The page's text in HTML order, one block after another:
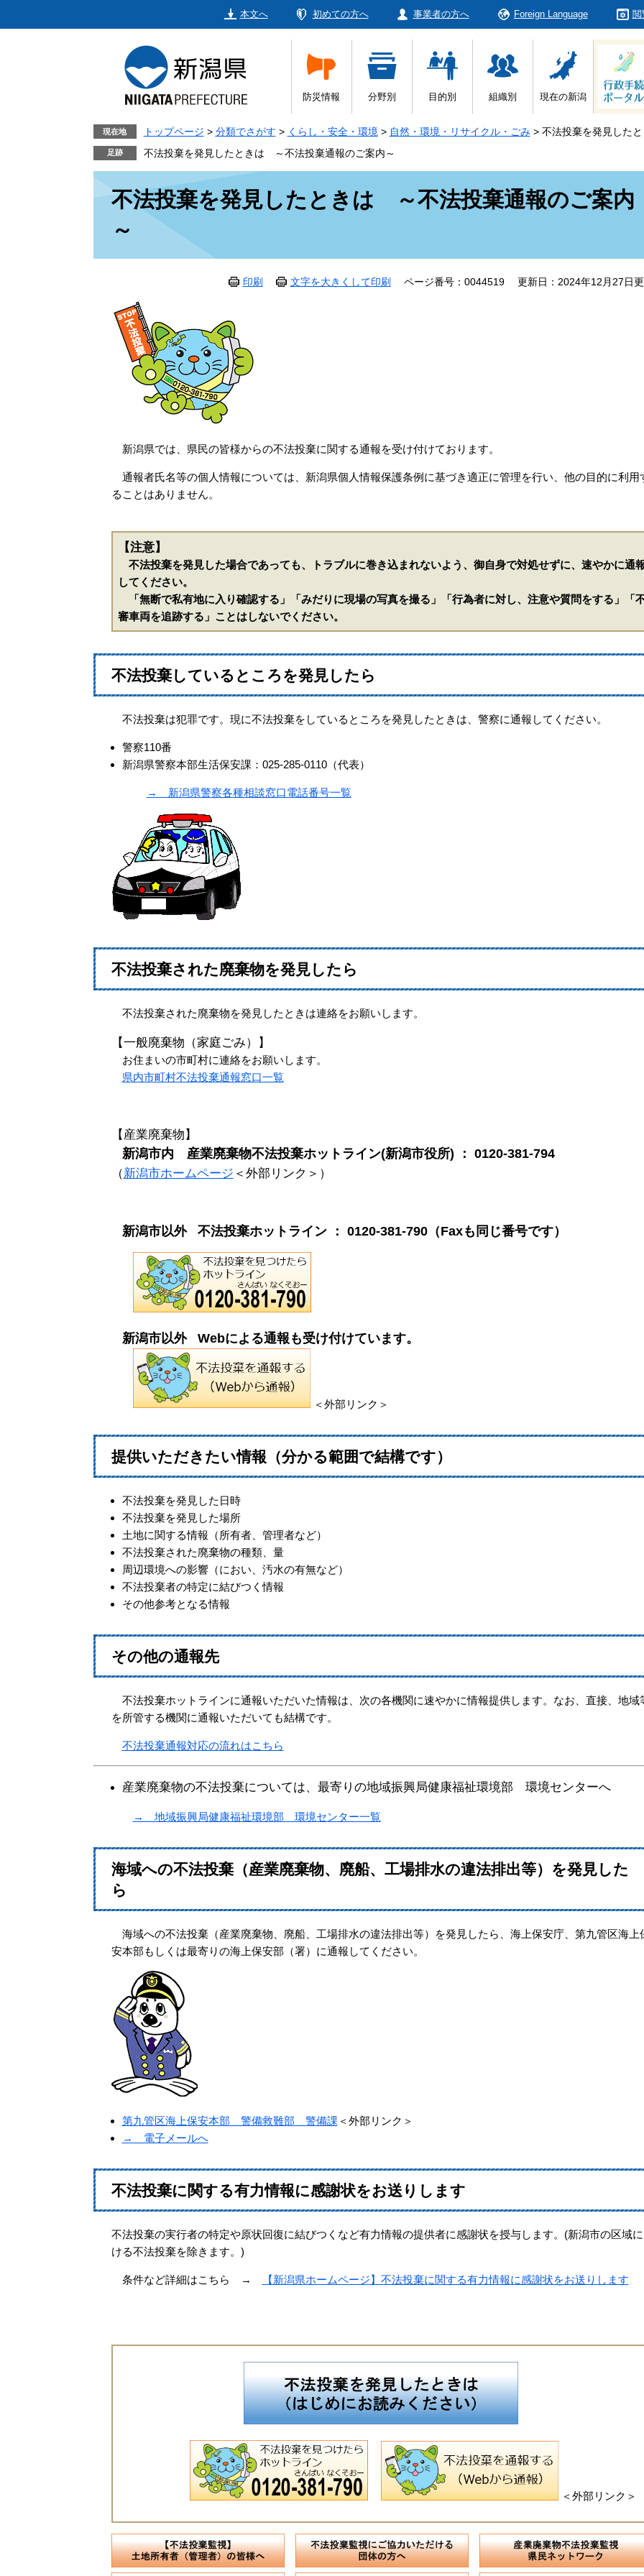
本文へ 初めての方へ 事業者の方へ Foreign Language 閲
防災情報 分野別 目的別 組織別 現在の新潟
現在地 トップページ > 分類でさがす > くらし・安全・環境 > 自然・環境・リサイクル・ごみ > 不法投棄を発見した
不法投棄を発見したときは ～不法投棄通報のご案内～
不法投棄を発見したときは ～不法投棄通報のご案内
～
印刷 文字を大きくして印刷 ページ番号：0044519 更新日：2024年12月27日
新潟県では、県民の皆様からの不法投棄に関する通報を受け付けております。
通報者氏名等の個人情報については、新潟県個人情報保護条例に基づき適正に管理を行い、他の目的に利用
ることはありません。
【注意】
不法投棄を発見した場合であっても、トラブルに巻き込まれないよう、御自身で対処せずに、速やかに通
してください。
「無断で私有地に入り確認する」「みだりに現場の写真を撮る」「行為者に対し、注意や質問をする」「
審車両を追跡する」ことはしないでください。
不法投棄しているところを発見したら
不法投棄は犯罪です。現に不法投棄をしているところを発見したときは、警察に通報してください。
警察110番
新潟県警察本部生活保安課：025-285-0110（代表）
→ 新潟県警察各種相談窓口電話番号一覧
不法投棄された廃棄物を発見したら
不法投棄された廃棄物を発見したときは連絡をお願いします。
【一般廃棄物（家庭ごみ）】
お住まいの市町村に連絡をお願いします。
県内市町村不法投棄通報窓口一覧
【産業廃棄物】
新潟市内 産業廃棄物不法投棄ホットライン(新潟市役所) ： 0120-381-794
（新潟市ホームページ ＜外部リンク＞ ）
新潟市以外 不法投棄ホットライン ： 0120-381-790（Faxも同じ番号です）
新潟市以外​ Webによる通報も受け付けています。
＜外部リンク＞
提供いただきたい情報（分かる範囲で結構です）
不法投棄を発見した日時
不法投棄を発見した場所
土地に関する情報（所有者、管理者など）
不法投棄された廃棄物の種類、量
周辺環境への影響（におい、汚水の有無など）
不法投棄者の特定に結びつく情報
その他参考となる情報
その他の通報先
不法投棄ホットラインに通報いただいた情報は、次の各機関に速やかに情報提供します。なお、直接、地域
を所管する機関に通報いただいても結構です。
不法投棄通報対応の流れはこちら
産業廃棄物の不法投棄については、最寄りの地域振興局健康福祉環境部 環境センターへ
→ 地域振興局健康福祉環境部 環境センター一覧
海域への不法投棄（産業廃棄物、廃船、工場排水の違法排出等）を発見した
ら
海域への不法投棄（産業廃棄物、廃船、工場排水の違法排出等）を発見したら、海上保安庁、第九管区海上
安本部もしくは最寄りの海上保安部（署）に通報してください。
第九管区海上保安本部 警備救難部 警備課 ＜外部リンク＞
→ 電子メールへ
不法投棄に関する有力情報に感謝状をお送りします
不法投棄の実行者の特定や原状回復に結びつくなど有力情報の提供者に感謝状を授与します。(新潟市の区域
ける不法投棄を除きます。)
条件など詳細はこちら → 【新潟県ホームページ】不法投棄に関する有力情報に感謝状をお送りします
＜外部リンク＞